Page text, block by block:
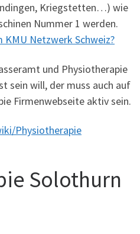
Kriegstetten…) wie
Nummer 1 werden.
Netzwerk Schweiz?
und Physiotherapie
sein will, der muss auch auf
Firmenwebseite aktiv sein.
Physiotherapie
Solothurn